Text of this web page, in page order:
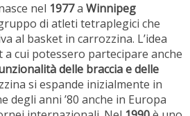
nel 1977a Winnipeg
di atleti tetraplegici che
al basket in carrozzina. L’idea
cui potessero partecipare anche
delle braccia e delle
si espande inizialmente in
degli anni ’80 anche in Europa